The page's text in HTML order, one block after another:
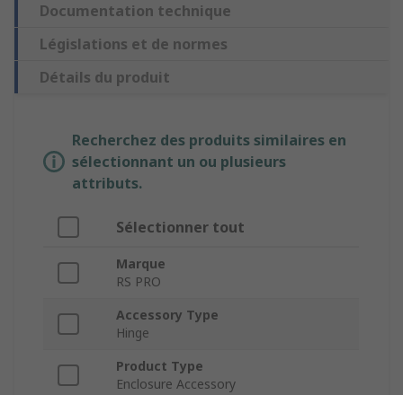
Documentation technique
Législations et de normes
Détails du produit
Recherchez des produits similaires en
sélectionnant un ou plusieurs
attributs.
Sélectionner tout
Marque
RS PRO
Accessory Type
Hinge
Product Type
Enclosure Accessory